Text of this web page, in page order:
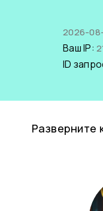
2026-
Ваш IP:
ID
Разверните